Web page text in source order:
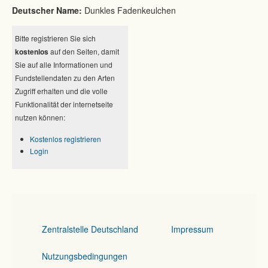
Deutscher Name: Dunkles Fadenkeulchen
Bitte registrieren Sie sich
kostenlos auf den Seiten, damit
Sie auf alle Informationen und
Fundstellendaten zu den Arten
Zugriff erhalten und die volle
Funktionalität der internetseite
nutzen können:
Kostenlos registrieren
Login
Zentralstelle Deutschland Impressum
Nutzungsbedingungen